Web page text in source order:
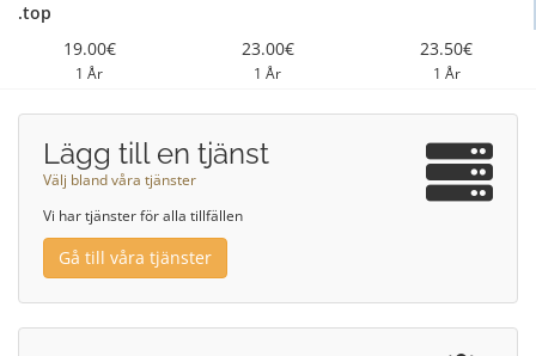
.top
19.00€
1 År
23.00€
1 År
23.50€
1 År
Lägg till en tjänst
Välj bland våra tjänster
Vi har tjänster för alla tillfällen
Gå till våra tjänster